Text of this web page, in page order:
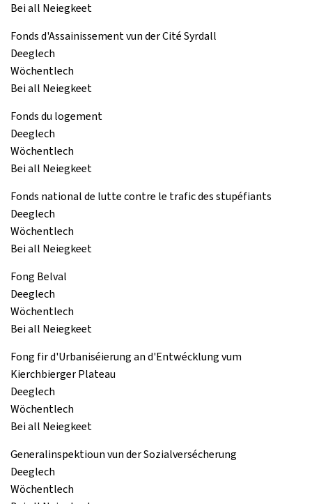
Bei all Neiegkeet
Fonds d'Assainissement vun der Cité Syrdall
Deeglech
Wöchentlech
Bei all Neiegkeet
Fonds du logement
Deeglech
Wöchentlech
Bei all Neiegkeet
Fonds national de lutte contre le trafic des stupéfiants
Deeglech
Wöchentlech
Bei all Neiegkeet
Fong Belval
Deeglech
Wöchentlech
Bei all Neiegkeet
Fong fir d'Urbaniséierung an d'Entwécklung vum
Kierchbierger Plateau
Deeglech
Wöchentlech
Bei all Neiegkeet
Generalinspektioun vun der Sozialversécherung
Deeglech
Wöchentlech